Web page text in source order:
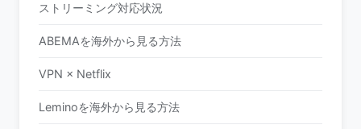
ストリーミング対応状況
ABEMAを海外から見る方法
VPN × Netflix
Leminoを海外から見る方法